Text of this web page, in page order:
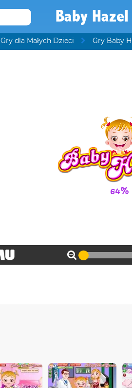
Baby
Gry dla Małych Dzieci Gry Baby